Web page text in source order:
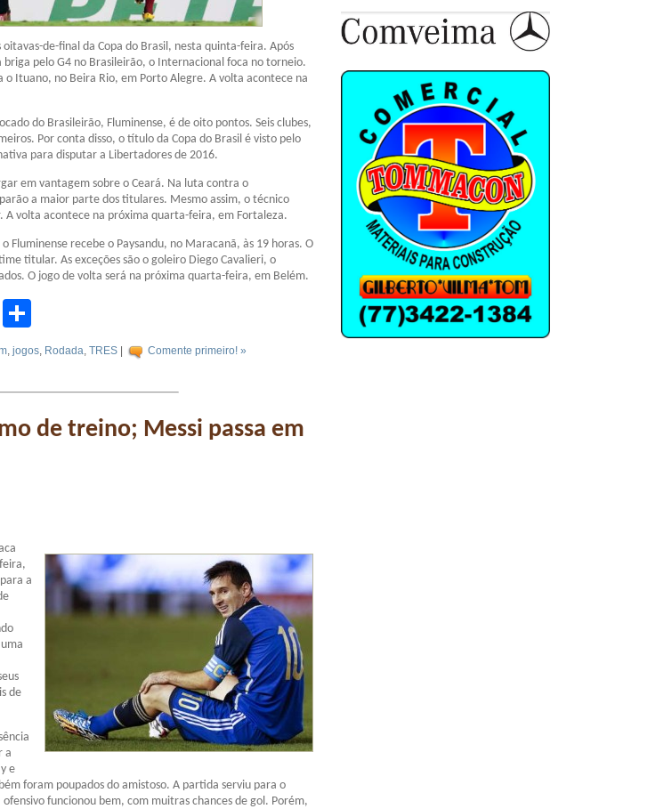
de-final da Copa do Brasil, nesta quinta-feira. Após
briga pelo G4 no Brasileirão, o Internacional foca no torneio.
Ituano, no Beira Rio, em Porto Alegre. A volta acontece na
do Brasileirão, Fluminense, é de oito pontos. Seis clubes,
Por conta disso, o título da Copa do Brasil é visto pelo
para disputar a Libertadores de 2016.
em vantagem sobre o Ceará. Na luta contra o
a maior parte dos titulares. Mesmo assim, o técnico
A volta acontece na próxima quarta-feira, em Fortaleza.
Fluminense recebe o Paysandu, no Maracanã, às 19 horas. O
titular. As exceções são o goleiro Diego Cavalieri, o
O jogo de volta será na próxima quarta-feira, em Belém.
Print
, jogos, Rodada, TRES Comente primeiro! »
de treino; Messi passa em
a
de
a
e
foram poupados do amistoso. A partida serviu para o
funcionou bem, com muitras chances de gol. Porém,